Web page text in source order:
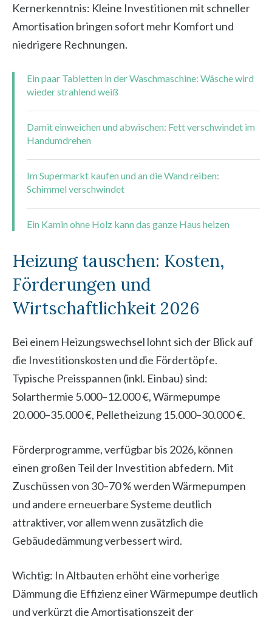
Kernerkenntnis: Kleine Investitionen mit schneller
Amortisation bringen sofort mehr Komfort und
niedrigere Rechnungen.
Ein paar Tabletten in der Waschmaschine: Wäsche wird
wieder strahlend weiß
Damit einweichen und abwischen: Fett verschwindet im
Handumdrehen
Im Supermarkt kaufen und an die Wand reiben:
Schimmel verschwindet
Ein Kamin ohne Holz kann das ganze Haus heizen
Heizung tauschen: Kosten,
Förderungen und
Wirtschaftlichkeit 2026
Bei einem Heizungswechsel lohnt sich der Blick auf
die Investitionskosten und die Fördertöpfe.
Typische Preisspannen (inkl. Einbau) sind:
Solarthermie 5.000–12.000 €, Wärmepumpe
20.000–35.000 €, Pelletheizung 15.000–30.000 €.
Förderprogramme, verfügbar bis 2026, können
einen großen Teil der Investition abfedern. Mit
Zuschüssen von 30–70 % werden Wärmepumpen
und andere erneuerbare Systeme deutlich
attraktiver, vor allem wenn zusätzlich die
Gebäudedämmung verbessert wird.
Wichtig: In Altbauten erhöht eine vorherige
Dämmung die Effizienz einer Wärmepumpe deutlich
und verkürzt die Amortisationszeit der